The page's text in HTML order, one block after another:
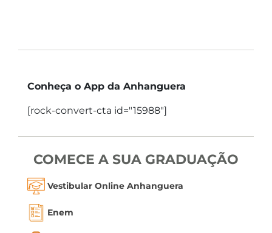
Conheça o App da Anhanguera
[rock-convert-cta id="15988"]
COMECE A SUA GRADUAÇÃO
Vestibular Online Anhanguera
Enem